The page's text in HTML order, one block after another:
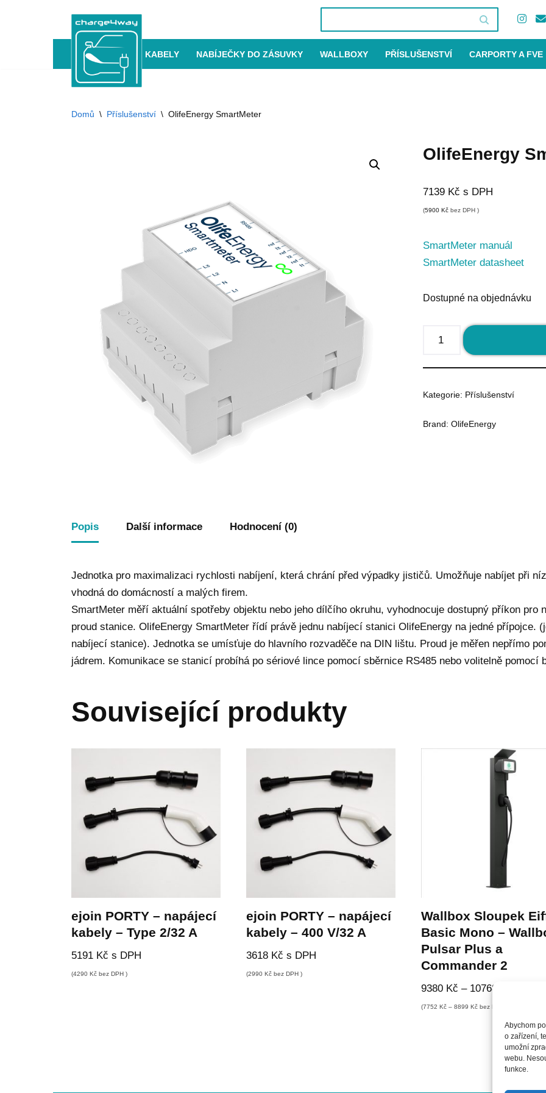
Abychom
o zařízení,
umožní
webu.
funkce.
KABELY NABÍJEČKY DO ZÁSUVKY WALLBOXY PŘÍSLUŠENSTVÍ CARPORTY A FVE
Domů \ Příslušenství \ OlifeEnergy SmartMeter
OlifeEnergy
7139 Kč s DPH
(5900Kč bez DPH )
SmartMeter manuál
SmartMeter datasheet
Dostupné na objednávku
Kategorie: Příslušenství
Brand:OlifeEnergy
Popis Další informace Hodnocení (0)
Jednotka pro maximalizaci rychlosti nabíjení, která chrání před výpadky jističů. Umožňuje nabíjet při
vhodná do domácností a malých firem.
SmartMeter měří aktuální spotřeby objektu nebo jeho dílčího okruhu, vyhodnocuje dostupný příkon pro
proud stanice. OlifeEnergy SmartMeter řídí právě jednu nabíjecí stanici OlifeEnergy na jedné přípojce.
nabíjecí stanice). Jednotka se umísťuje do hlavního rozvaděče na DIN lištu. Proud je měřen nepřímo
jádrem. Komunikace se stanicí probíhá po sériové lince pomocí sběrnice RS485 nebo volitelně pomocí
Související produkty
ejoin PORTY – napájecí
kabely – Type 2/32 A
5191 Kč s DPH
(4290 Kč bez DPH )
ejoin PORTY – napájecí
kabely – 400 V/32 A
3618 Kč s DPH
(2990 Kčbez DPH )
Wallbox Sloupek
Basic Mono –
Pulsar Plus a
Commander 2
9380 Kč – 10768
(7752 Kč– 8899 Kčbez DPH )